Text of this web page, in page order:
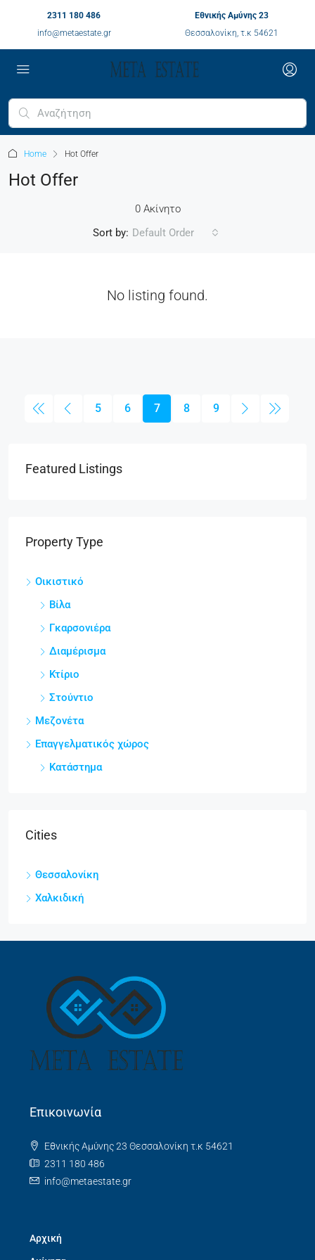
2311 180 486
info@metaestate.gr
Εθνικής Αμύνης 23
Θεσσαλονίκη, τ.κ 54621
Home Hot Offer
Hot Offer
0 Ακίνητο
Sort by: Default Order
No listing found.
5 6 7 8 9
Featured Listings
Property Type
Οικιστικό
Βίλα
Γκαρσονιέρα
Διαμέρισμα
Κτίριο
Στούντιο
Μεζονέτα
Επαγγελματικός χώρος
Κατάστημα
Cities
Θεσσαλονίκη
Χαλκιδική
Επικοινωνία
Εθνικής Αμύνης 23 Θεσσαλονίκη τ.κ 54621
2311 180 486
info@metaestate.gr
Αρχική